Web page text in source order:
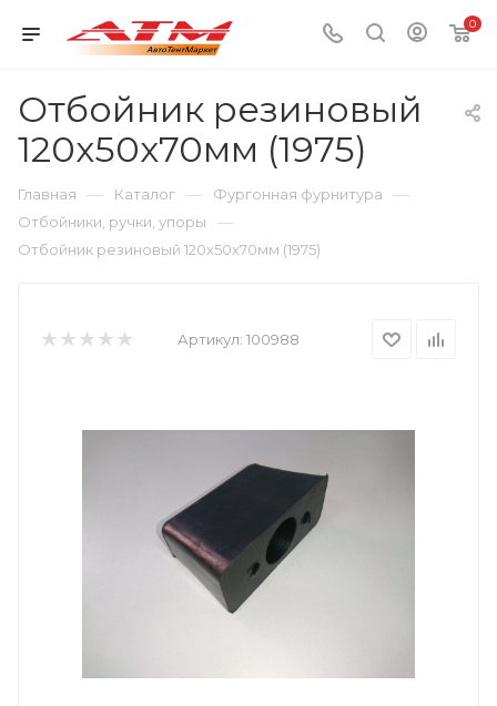
0
Отбойник резиновый
120х50х70мм (1975)
Главная — Каталог — Фургонная фурнитура —
Отбойники, ручки, упоры —
Отбойник резиновый 120х50х70мм (1975)
Артикул: 100988